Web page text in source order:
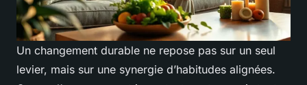
Un changement durable ne repose pas sur un seul
levier, mais sur une synergie d’habitudes alignées.